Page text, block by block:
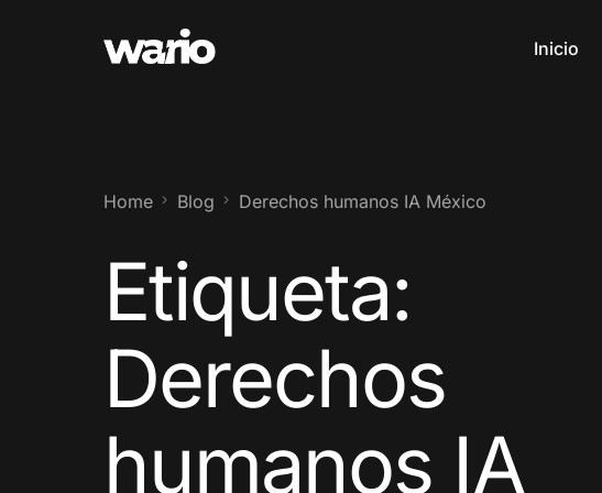
Inicio
Home Blog Derechos humanos IA México
Etiqueta:
Derechos
humanos IA